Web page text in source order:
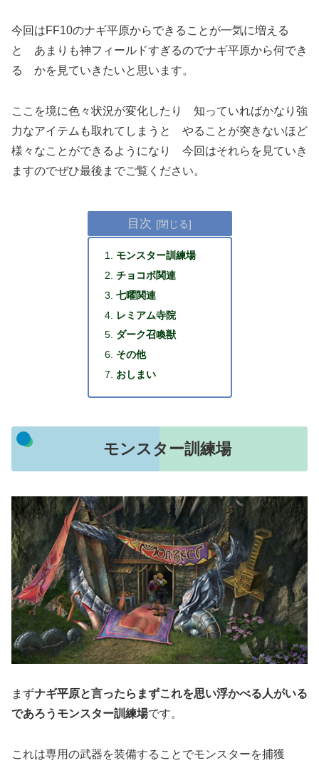
今回はFF10のナギ平原からできることが一気に増える
と あまりも神フィールドすぎるのでナギ平原から何でき
る かを見ていきたいと思います。
ここを境に色々状況が変化したり 知っていればかなり強
力なアイテムも取れてしまうと やることが突きないほど
様々なことができるようになり 今回はそれらを見ていき
ますのでぜひ最後までご覧ください。
目次
モンスター訓練場
チョコボ関連
七曜関連
レミアム寺院
ダーク召喚獣
その他
おしまい
モンスター訓練場
まずナギ平原と言ったらまずこれを思い浮かべる人がいる
であろうモンスター訓練場です。
これは専用の武器を装備することでモンスターを捕獲